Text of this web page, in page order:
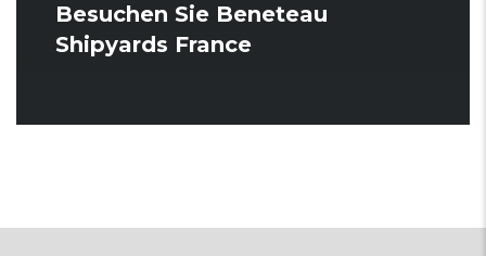
Besuchen Sie Beneteau
Shipyards France